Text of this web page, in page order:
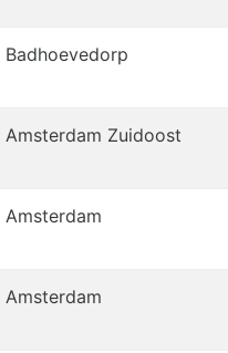
Badhoevedorp
Amsterdam Zuidoost
Amsterdam
Amsterdam